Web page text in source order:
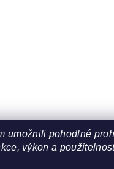
umožnili pohodlné
výkon a